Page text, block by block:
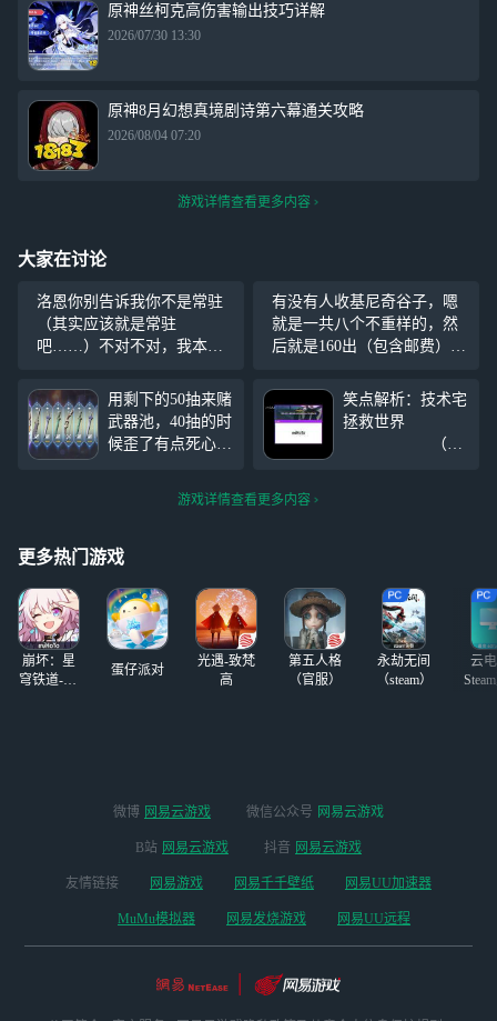
原神丝柯克高伤害输出技巧详解
2026/07/30 13:30
原神8月幻想真境剧诗第六幕通关攻略
2026/08/04 07:20
游戏详情查看更多内容
大家在讨论
洛恩你别告诉我你不是常驻
（其实应该就是常驻
吧……）不对不对，我本来
你和博士合作了……
有没有人收基尼奇谷子，嗯
就是一共八个不重样的，然
后就是160出（包含邮费），
要的老师直接留一下自己的
微信（q我不常用的），我不
知道为什么就是没办法回复
评论。所以直接留联系方
用剩下的50抽来赌
武器池，40抽的时
候歪了有点死心
0抽出了木偶0+1
笑点解析：技术宅
拯救世界
游戏详情查看更多内容
更多热门游戏
崩坏：星
穹铁道-4.4
蛋仔派对
光遇-致梵
高
第五人格
（官服）
永劫无间
（steam）
云
微博 网易云游戏 微信公众号 网易云游戏
B站 网易云游戏 抖音 网易云游戏
友情链接 网易游戏 网易千千壁纸 网易UU加速器
MuMu模拟器 网易发烧游戏 网易UU远程